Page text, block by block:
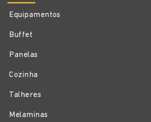
Equipamentos
Buffet
Panelas
Cozinha
Talheres
Melaminas